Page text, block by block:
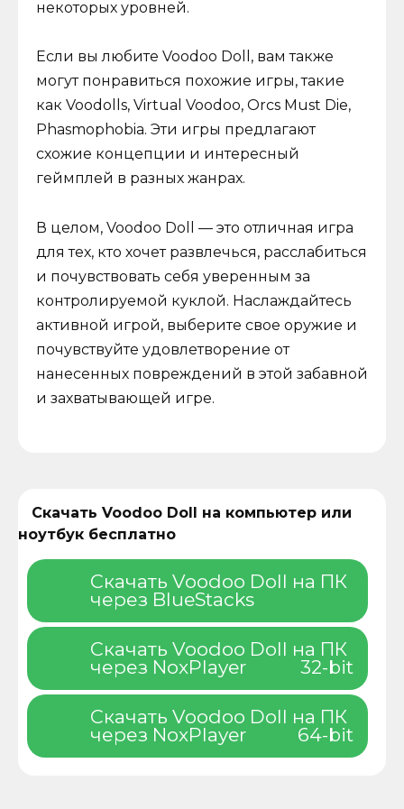
некоторых уровней.
Если вы любите Voodoo Doll, вам также
могут понравиться похожие игры, такие
как Voodolls, Virtual Voodoo, Orcs Must Die,
Phasmophobia. Эти игры предлагают
схожие концепции и интересный
геймплей в разных жанрах.
В целом, Voodoo Doll — это отличная игра
для тех, кто хочет развлечься, расслабиться
и почувствовать себя уверенным за
контролируемой куклой. Наслаждайтесь
активной игрой, выберите свое оружие и
почувствуйте удовлетворение от
нанесенных повреждений в этой забавной
и захватывающей игре.
Скачать Voodoo Doll на компьютер или
ноутбук бесплатно
Скачать Voodoo Doll на ПК
через BlueStacks
Скачать Voodoo Doll на ПК
через NoxPlayer
32-bit
Скачать Voodoo Doll на ПК
через NoxPlayer
64-bit